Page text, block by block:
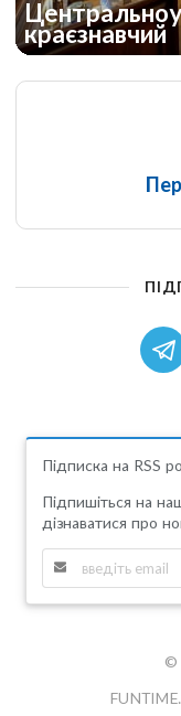
краєзнавчий
Підписка на RSS
Підпишіться на
дізнаватися про
©